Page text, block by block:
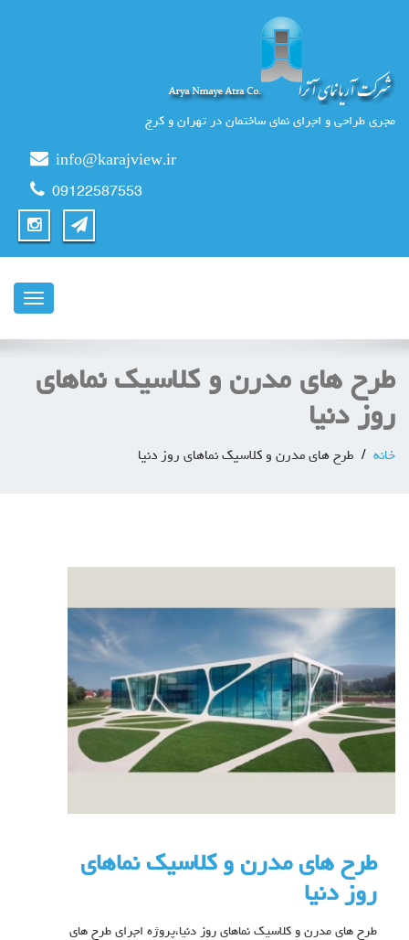
مجری طراحی و اجرای نمای ساختمان در تهران و کرج
info@karajview.ir
09122587553
ناوبری
طرح های مدرن و کلاسیک نماهای
روز دنیا
خانه طرح های مدرن و کلاسیک نماهای روز دنیا
طرح های مدرن و کلاسیک نماهای
روز دنیا
طرح های مدرن و کلاسیک نماهای روز دنیا،پروژه اجرای طرح های